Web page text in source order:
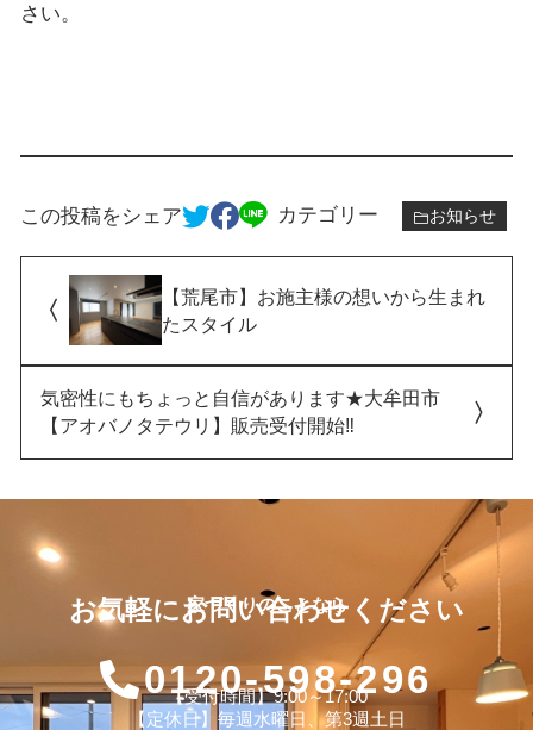
さい。
この投稿をシェア カテゴリー お知らせ
【荒尾市】お施主様の想いから生まれ
たスタイル
気密性にもちょっと自信があります★大牟田市
【アオバノタテウリ】販売受付開始‼
家づくりのことなら
お気軽にお問い合わせください
0120-598-296
【受付時間】9:00～17:00
【定休日】毎週水曜日、第3週土日